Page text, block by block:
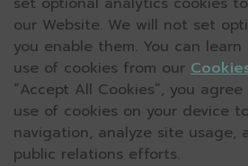
our Website. We will not set
you enable them. You can
use of cookies from our
“Accept All Cookies”, you
use of cookies on your device
navigation, analyze site usage,
public relations efforts.